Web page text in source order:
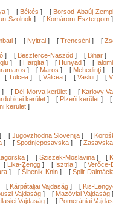
] [ Békés ] [ Borsod-Abaúj-
Szolnok ] [ Komárom-Esztergom
] [ Nyitrai ] [ Trencséni ] [
] [ Beszterce-Naszód ] [ Bihar ]
] [ Hargita ] [ Hunyad ] [
] [ Maros ] [ Mehedinţi ] [
[ Tulcea ] [ Vâlcea ] [ Vaslui ] [
] [ Dél-Morva kerület ] [ Karlovy
kerület ] [ Plzeňi kerület ] [
kerület ]
] [ Jugovzhodna Slovenija ] [
] [ Spodnjeposavska ] [ Zasavska
] [ Sziszek-Moslavina ] [
[ Lika-Zengg ] [ Isztria ] [ Verőce-
] [ Šibenik-Knin ] [ Split-
[ Kárpátaljai Vajdaság ] [ Kis-
Vajdaság ] [ Mazóviai Vajdaság
Vajdaság ] [ Pomerániai